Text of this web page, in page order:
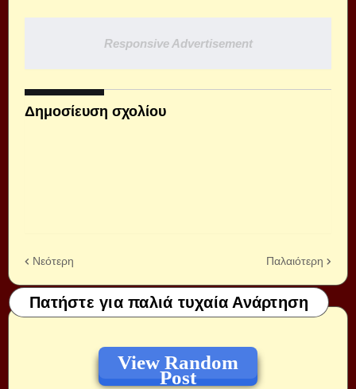
Responsive Advertisement
Δημοσίευση σχολίου
Νεότερη Παλαιότερη
Πατήστε για παλιά τυχαία Ανάρτηση
View Random
Post